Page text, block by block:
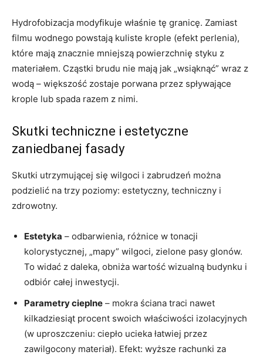
Hydrofobizacja modyfikuje właśnie tę granicę. Zamiast
filmu wodnego powstają kuliste krople (efekt perlenia),
które mają znacznie mniejszą powierzchnię styku z
materiałem. Cząstki brudu nie mają jak „wsiąknąć” wraz z
wodą – większość zostaje porwana przez spływające
krople lub spada razem z nimi.
Skutki techniczne i estetyczne
zaniedbanej fasady
Skutki utrzymującej się wilgoci i zabrudzeń można
podzielić na trzy poziomy: estetyczny, techniczny i
zdrowotny.
Estetyka – odbarwienia, różnice w tonacji
kolorystycznej, „mapy” wilgoci, zielone pasy glonów.
To widać z daleka, obniża wartość wizualną budynku i
odbiór całej inwestycji.
Parametry cieplne – mokra ściana traci nawet
kilkadziesiąt procent swoich właściwości izolacyjnych
(w uproszczeniu: ciepło ucieka łatwiej przez
zawilgocony materiał). Efekt: wyższe rachunki za